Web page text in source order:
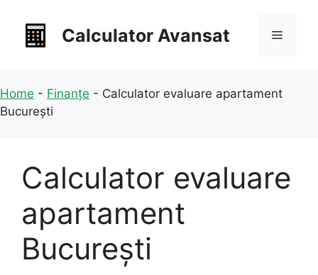
conținut
Calculator Avansat Meniu
Home - Finanțe - Calculator evaluare apartament
București
Calculator evaluare
apartament
București